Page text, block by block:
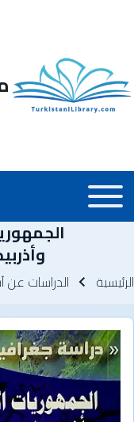
Main_Menu_ar
Toggle main menu
مسار التنقل
الرئيسية الدراسات